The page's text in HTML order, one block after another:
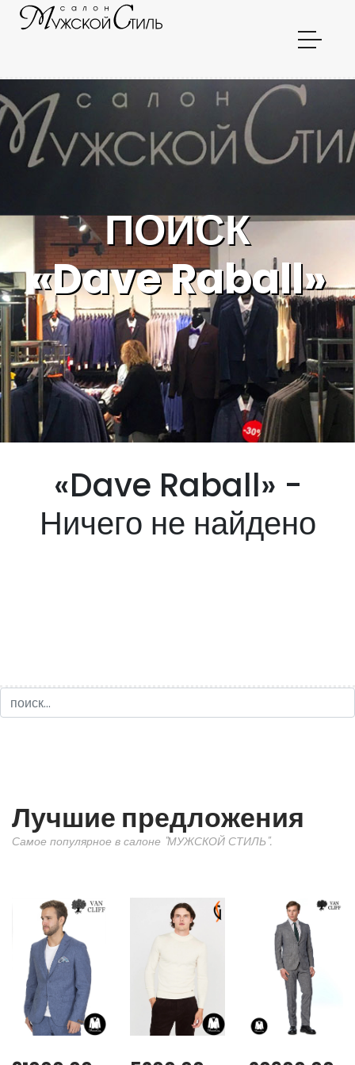
ПОИСК
«Dave Raball»
«Dave Raball» -
Ничего не найдено
Лучшие предложения
Самое популярное в салоне "МУЖСКОЙ СТИЛЬ".